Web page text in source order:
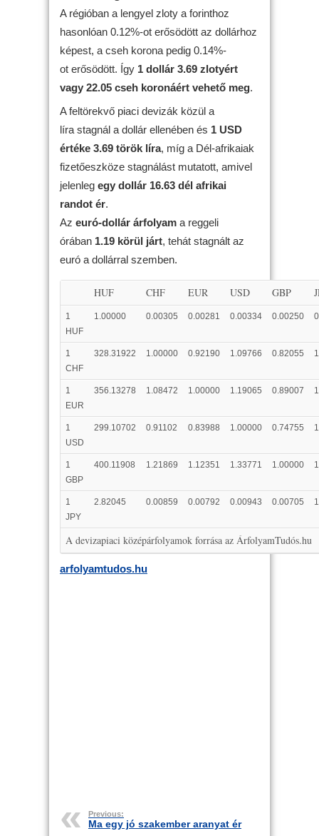
A régióban a lengyel zloty a forinthoz
hasonlóan 0.12%-ot erősödött az dollárhoz
képest, a cseh korona pedig 0.14%-
ot erősödött. Így 1 dollár 3.69 zlotyért
vagy 22.05 cseh koronáért vehető meg.
A feltörekvő piaci devizák közül a
líra stagnál a dollár ellenében és 1 USD
értéke 3.69 török líra, míg a Dél-afrikaiak
fizetőeszköze stagnálást mutatott, amivel
jelenleg egy dollár 16.63 dél afrikai
randot ér.
Az euró-dollár árfolyam a reggeli
órában 1.19 körül járt, tehát stagnált az
euró a dollárral szemben.
HUF CHF EUR USD GBP
1
HUF
1.00000 0.00305 0.00281 0.00334 0.00250
1
CHF
328.31922 1.00000 0.92190 1.09766 0.82055
1
EUR
356.13278 1.08472 1.00000 1.19065 0.89007
1
USD
299.10702 0.91102 0.83988 1.00000 0.74755
1
GBP
400.11908 1.21869 1.12351 1.33771 1.00000
1
JPY
2.82045 0.00859 0.00792 0.00943 0.00705
A devizapiaci középárfolyamok forrása az ÁrfolyamTudós.hu
arfolyamtudos.hu
Previous:
Ma egy jó szakember aranyat ér